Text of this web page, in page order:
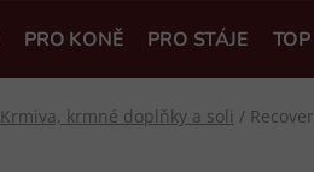
PRO KONĚ PRO STÁJE
Krmiva, krmné doplňky a soli /